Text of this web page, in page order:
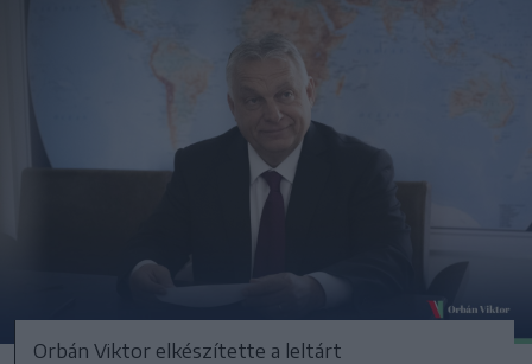
Orbán Viktor elkészítette a leltárt